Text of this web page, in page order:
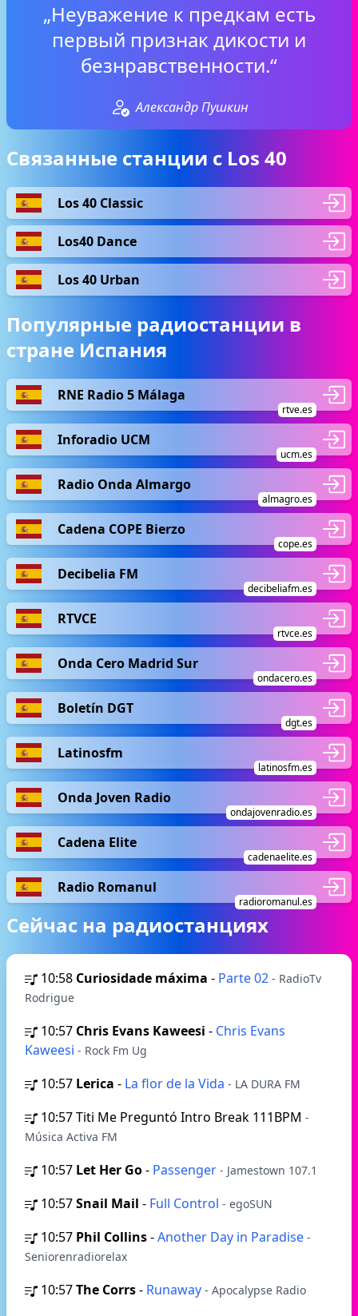
„Неуважение к предкам есть
первый признак дикости и
безнравственности.“
Александр Пушкин
Связанные станции с Los 40
Los 40 Classic
Los40 Dance
Los 40 Urban
Популярные радиостанции в
стране Испания
RNE Radio 5 Málaga
rtve.es
Inforadio UCM
ucm.es
Radio Onda Almargo
almagro.es
Cadena COPE Bierzo
cope.es
Decibelia FM
decibeliafm.es
RTVCE
rtvce.es
Onda Cero Madrid Sur
ondacero.es
Boletín DGT
dgt.es
Latinosfm
latinosfm.es
Onda Joven Radio
ondajovenradio.es
Cadena Elite
cadenaelite.es
Radio Romanul
radioromanul.es
Сейчас на радиостанциях
10:58 Curiosidade máxima - Parte 02 - RadioTv
Rodrigue
10:57 Chris Evans Kaweesi - Chris Evans
Kaweesi - Rock Fm Ug
10:57 Lerica - La flor de la Vida - LA DURA FM
10:57Titi Me Preguntó Intro Break 111BPM -
Música Activa FM
10:57 Let Her Go- Passenger - Jamestown 107.1
10:57Snail Mail - Full Control - egoSUN
10:57 Phil Collins-Another Day in Paradise -
Seniorenradiorelax
10:57The Corrs- Runaway - Apocalypse Radio